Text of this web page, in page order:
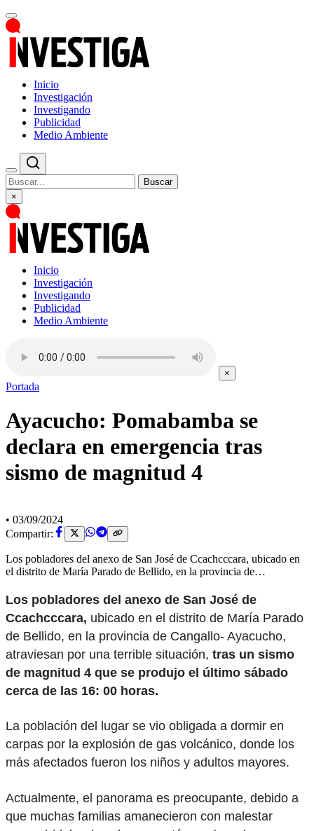
Inicio
Investigación
Investigando
Publicidad
Medio Ambiente
Buscar
×
Inicio
Investigación
Investigando
Publicidad
Medio Ambiente
×
Portada
Ayacucho: Pomabamba se
declara en emergencia tras
sismo de magnitud 4
• 03/09/2024
Compartir:
Los pobladores del anexo de San José de Ccachcccara, ubicado en
el distrito de María Parado de Bellido, en la provincia de…
Los pobladores del anexo de San José de
Ccachcccara, ubicado en el distrito de María Parado
de Bellido, en la provincia de Cangallo- Ayacucho,
atraviesan por una terrible situación, tras un sismo
de magnitud 4 que se produjo el último sábado
cerca de las 16: 00 horas.
La población del lugar se vio obligada a dormir en
carpas por la explosión de gas volcánico, donde los
más afectados fueron los niños y adultos mayores.
Actualmente, el panorama es preocupante, debido a
que muchas familias amanecieron con malestar